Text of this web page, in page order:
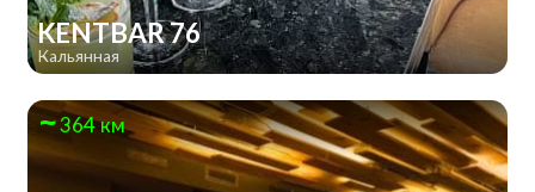
KENTBAR 76
Кальянная
364 км